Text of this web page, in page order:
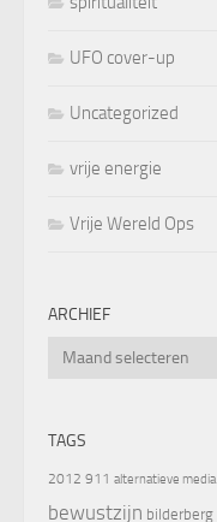
UFO cover-up
Uncategorized
vrije energie
Vrije Wereld Ops
ARCHIEF
Archief
TAGS
2012 911 alternatieve media
bewustzijn bilderberg